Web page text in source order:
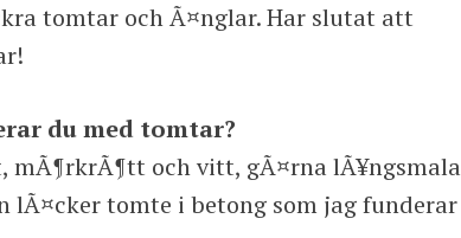
tomtar och Ã¤nglar. Har slutat att
du med tomtar?
mÃ¶rkrÃ¶tt och vitt, gÃ¤rna lÃ¥ngsmala
lÃ¤cker tomte i betong som jag funderar